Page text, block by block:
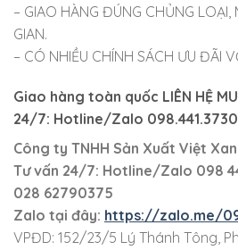
– GIAO HÀNG ĐÚNG CHỦNG LOẠI,
GIAN.
– CÓ NHIỀU CHÍNH SÁCH ƯU ĐÃI
Giao hàng toàn quốc LIÊN HỆ
24/7: Hotline/Zalo 098.441.3730
Công ty TNHH Sản Xuất Việt
Tư vấn 24/7: Hotline/Zalo 098
028 62790375
Zalo tại đây: https://zalo.me/
VPĐD: 152/23/5 Lý Thánh Tông,